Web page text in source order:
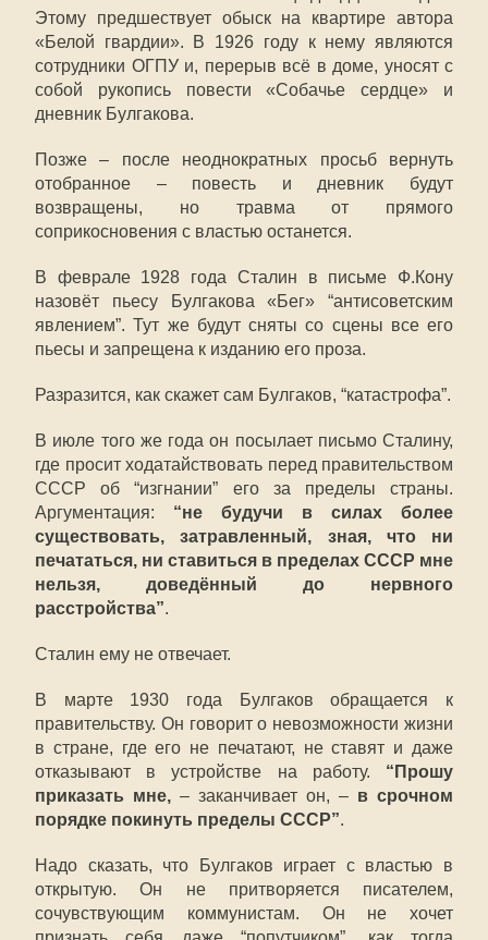
Этому предшествует обыск на квартире автора
«Белой гвардии». В 1926 году к нему являются
сотрудники ОГПУ и, перерыв всё в доме, уносят с
собой рукопись повести «Собачье сердце» и
дневник Булгакова.
Позже – после неоднократных просьб вернуть
отобранное – повесть и дневник будут
возвращены, но травма от прямого
соприкосновения с властью останется.
В феврале 1928 года Сталин в письме Ф.Кону
назовёт пьесу Булгакова «Бег» “антисоветским
явлением”. Тут же будут сняты со сцены все его
пьесы и запрещена к изданию его проза.
Разразится, как скажет сам Булгаков, “катастрофа”.
В июле того же года он посылает письмо Сталину,
где просит ходатайствовать перед правительством
СССР об “изгнании” его за пределы страны.
Аргументация: “не будучи в силах более
существовать, затравленный, зная, что ни
печататься, ни ставиться в пределах СССР мне
нельзя, доведённый до нервного
расстройства”.
Сталин ему не отвечает.
В марте 1930 года Булгаков обращается к
правительству. Он говорит о невозможности жизни
в стране, где его не печатают, не ставят и даже
отказывают в устройстве на работу. “Прошу
приказать мне, – заканчивает он, – в срочном
порядке покинуть пределы СССР”.
Надо сказать, что Булгаков играет с властью в
открытую. Он не притворяется писателем,
сочувствующим коммунистам. Он не хочет